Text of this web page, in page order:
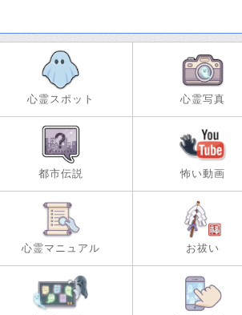
心霊スポット 心霊写真
都市伝説 怖い動画
心霊マニュアル お祓い